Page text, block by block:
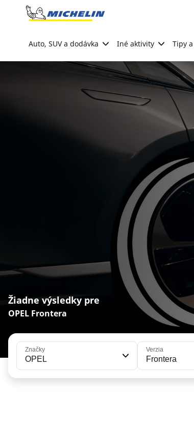
Go to page content
Auto, SUV a dodávka Iné aktivity Tipy
Žiadne výsledky pre
OPEL Frontera
Značky
OPEL
Verzia
Frontera